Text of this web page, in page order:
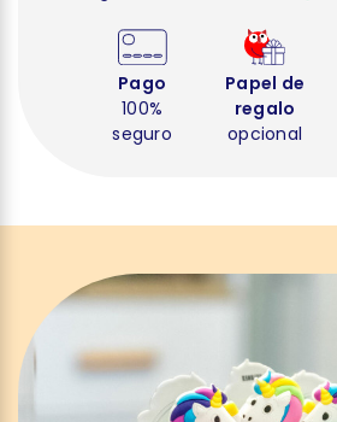
Pago
100%
seguro
Papel de
regalo
opcional